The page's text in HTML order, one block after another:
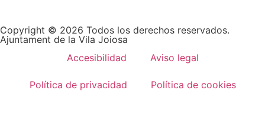
Copyright © 2026 Todos los derechos reservados.
Ajuntament de la Vila Joiosa
Accesibilidad
Aviso legal
Política de privacidad Política de cookies